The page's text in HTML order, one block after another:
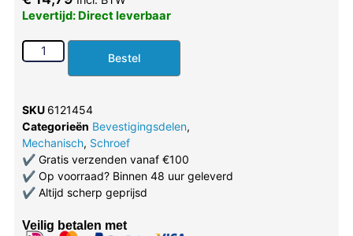
Levertijd: Direct leverbaar
Bestel
SKU 6121454
Categorieën Bevestigingsdelen,
Mechanisch, Schroef
✔Gratis verzenden vanaf €100
✔Op voorraad? Binnen 48 uur geleverd
✔Altijd scherp geprijsd
Veilig betalen met